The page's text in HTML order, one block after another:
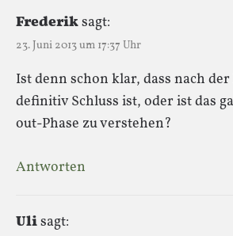
Frederiksagt:
23. Juni 2013 um 17:37 Uhr
Ist denn schon klar, dass nach
definitiv Schluss ist, oder ist das
out-Phase zu verstehen?
Antworten
Ulisagt: